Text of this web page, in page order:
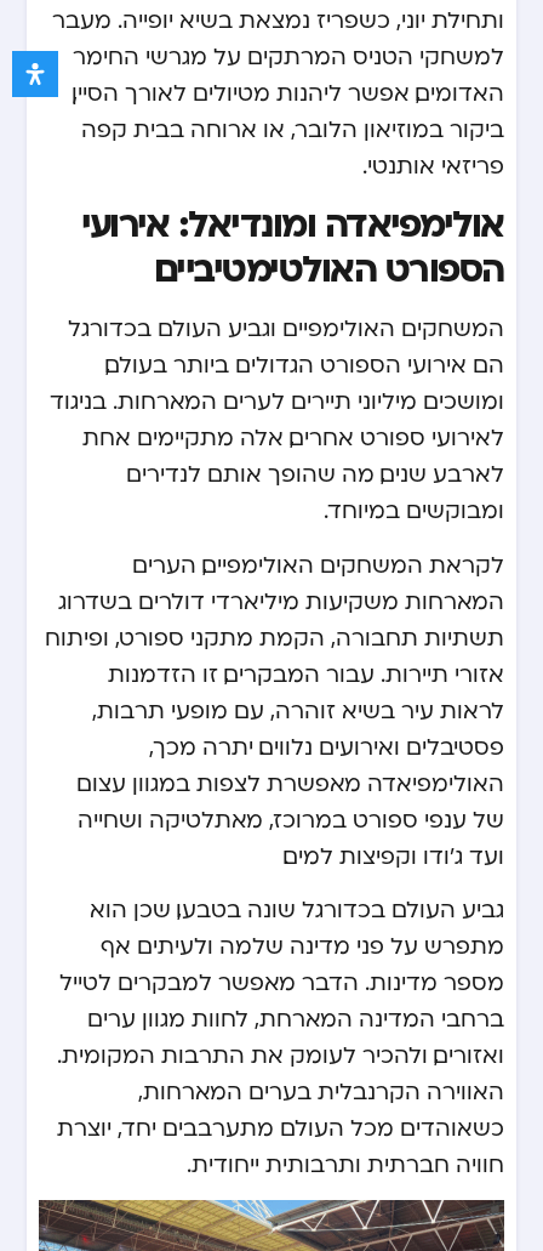
ותחילת יוני, כשפריז נמצאת בשיא יופייה. מעבר
למשחקי הטניס המרתקים על מגרשי החימר
האדומים, אפשר ליהנות מטיולים לאורך הסיין,
ביקור במוזיאון הלובר, או ארוחה בבית קפה
פריזאי אותנטי.
אולימפיאדה ומונדיאל: אירועי
הספורט האולטימטיביים
המשחקים האולימפיים וגביע העולם בכדורגל
הם אירועי הספורט הגדולים ביותר בעולם,
ומושכים מיליוני תיירים לערים המארחות. בניגוד
לאירועי ספורט אחרים, אלה מתקיימים אחת
לארבע שנים, מה שהופך אותם לנדירים
ומבוקשים במיוחד.
לקראת המשחקים האולימפיים, הערים
המארחות משקיעות מיליארדי דולרים בשדרוג
תשתיות תחבורה, הקמת מתקני ספורט, ופיתוח
אזורי תיירות. עבור המבקרים, זו הזדמנות
לראות עיר בשיא זוהרה, עם מופעי תרבות,
פסטיבלים ואירועים נלווים. יתרה מכך,
האולימפיאדה מאפשרת לצפות במגוון עצום
של ענפי ספורט במרוכז, מאתלטיקה ושחייה
ועד ג’ודו וקפיצות למים.
גביע העולם בכדורגל שונה בטבעו, שכן הוא
מתפרש על פני מדינה שלמה ולעיתים אף
מספר מדינות. הדבר מאפשר למבקרים לטייל
ברחבי המדינה המארחת, לחוות מגוון ערים
ואזורים, ולהכיר לעומק את התרבות המקומית.
האווירה הקרנבלית בערים המארחות,
כשאוהדים מכל העולם מתערבבים יחד, יוצרת
חוויה חברתית ותרבותית ייחודית.